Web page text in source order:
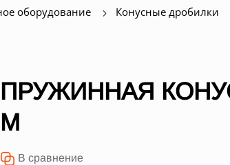
оборудование Конусные дробилки
ПРУЖИННАЯ
M
В сравнение